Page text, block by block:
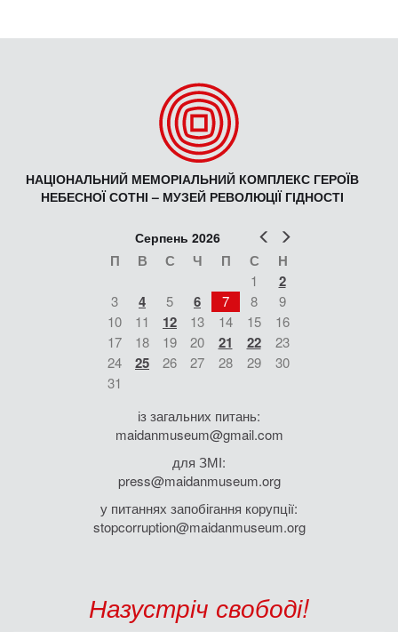
НАЦІОНАЛЬНИЙ МЕМОРІАЛЬНИЙ КОМПЛЕКС ГЕРОЇВ
НЕБЕСНОЇ СОТНІ – МУЗЕЙ РЕВОЛЮЦІЇ ГІДНОСТІ
Попер
Серпень 2026
П В С Ч П С Н
1 2
3 4 5 6 7 8
9
10
11 12 13 14 15
16
17
18 19 20 21 22
23
24
25 26 27 28 29
30
31
із загальних питань:
maidanmuseum@gmail.com
для ЗМІ:
press@maidanmuseum.org
у питаннях запобігання корупції:
stopcorruption@maidanmuseum.org
Назустріч свободі!